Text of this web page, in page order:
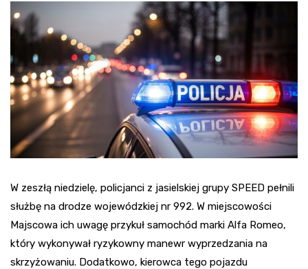
W zeszłą niedzielę, policjanci z jasielskiej grupy SPEED pełnili
służbę na drodze wojewódzkiej nr 992. W miejscowości
Majscowa ich uwagę przykuł samochód marki Alfa Romeo,
który wykonywał ryzykowny manewr wyprzedzania na
skrzyżowaniu. Dodatkowo, kierowca tego pojazdu